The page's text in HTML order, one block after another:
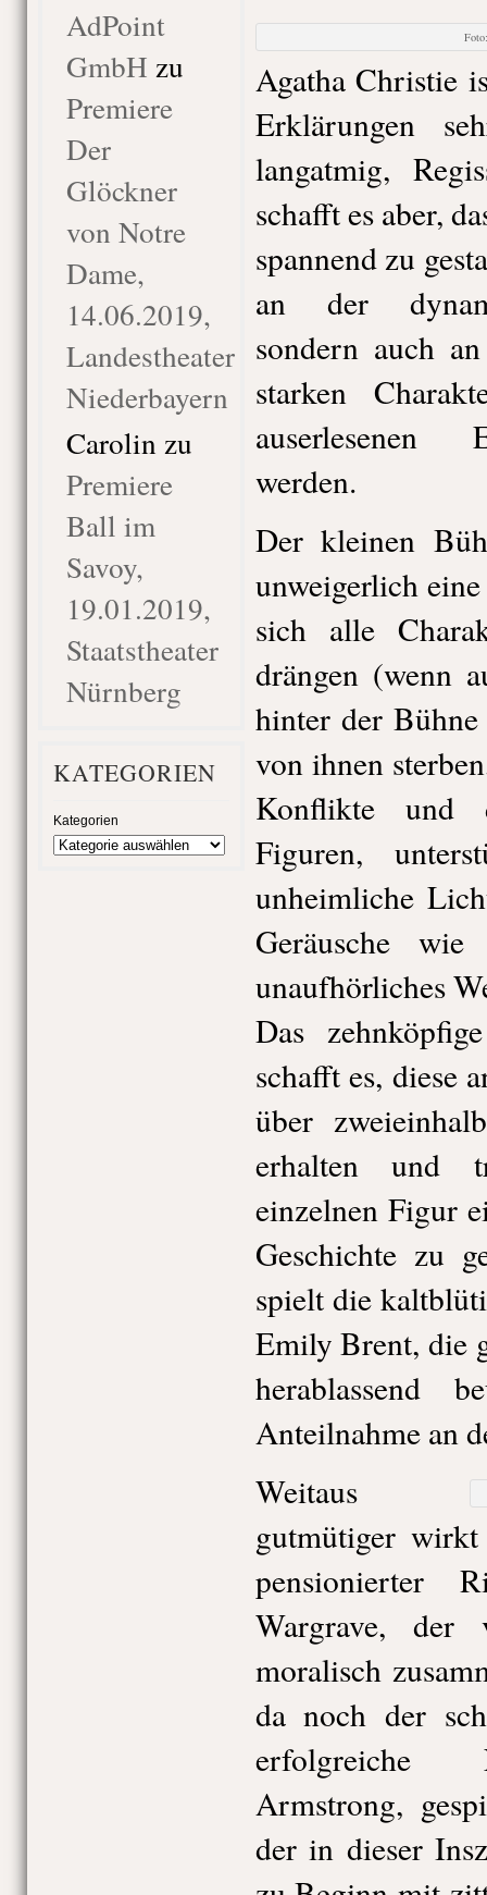
AdPoint
GmbH zu
Premiere
Der
Glöckner
von Notre
Dame,
14.06.2019,
Landestheater
Niederbayern
Carolin zu
Premiere
Ball im
Savoy,
19.01.2019,
Staatstheater
Nürnberg
KATEGORIEN
Kategorien
Agatha Christie
Erklärungen
langatmig,
schafft es aber,
spannend zu
an der
sondern auch
starken
auserlesenen
werden.
Der kleinen
unweigerlich
sich alle
drängen (wenn
hinter der
von ihnen
Konflikte und
Figuren,
unheimliche
Geräusche
unaufhörliches
Das
schafft es, diese
über
erhalten und
einzelnen Figur
Geschichte zu
spielt die
Emily Brent, die
herablassend
Anteilnahme an
Weitaus
gutmütiger
pensionierter
Wargrave, der
moralisch
da noch der
erfolgreiche
Armstrong,
der in dieser